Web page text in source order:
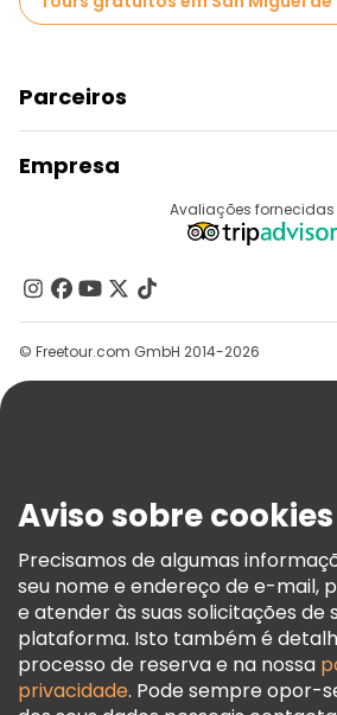
Parceiros
Registo Do Fornecedor
Programa De Afiliados
Empresa
Contacte-Nos
Grupos
Ajuda
Termos E Informações Legais
Política De Cookies
Freetour Prémios
Programa De Fidelidade
Avaliações fornecidas
© Freetour.com GmbH 2014-2026
Aviso sobre cookies
Precisamos de algumas
seu nome e endereço de e-mail,
e atender às suas solicitações de
plataforma. Isto também é
processo de reserva e na nossa
privacidade. Pode sempre opor-